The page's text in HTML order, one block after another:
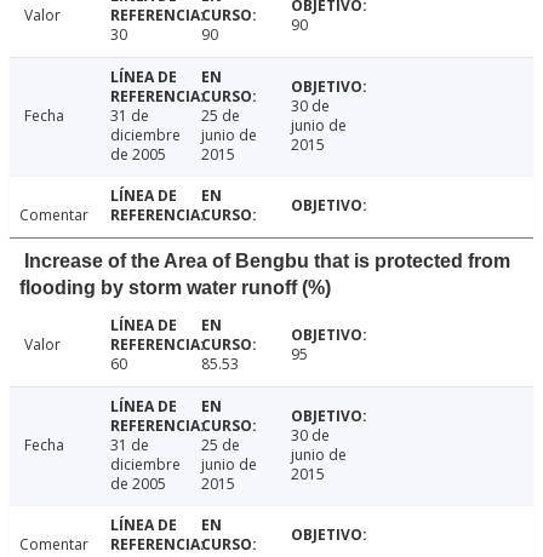
Valor
30
90 90
Fecha
31 de
diciembre
de 2005
25 de
junio de
2015
30 de
junio de
2015
Comentar
Increase of the Area of Bengbu that is protected from
flooding by storm water runoff (%)
Valor
60
85.53 95
Fecha
31 de
diciembre
de 2005
25 de
junio de
2015
30 de
junio de
2015
Comentar